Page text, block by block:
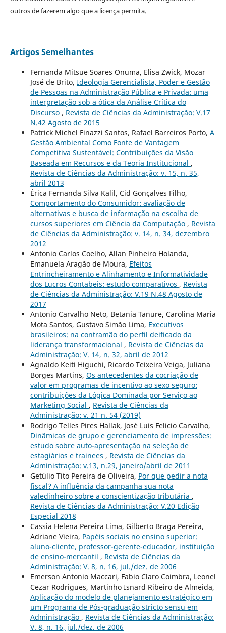
outros de fazerem algo que a licença permita.
Artigos Semelhantes
Fernanda Mitsue Soares Onuma, Elisa Zwick, Mozar
José de Brito, Ideologia Gerencialista, Poder e Gestão
de Pessoas na Administração Pública e Privada: uma
interpretação sob a ótica da Análise Crítica do
Discurso , Revista de Ciências da Administração: V.17
N.42 Agosto de 2015
Patrick Michel Finazzi Santos, Rafael Barreiros Porto, A
Gestão Ambiental Como Fonte de Vantagem
Competitiva Sustentável: Contribuições da Visão
Baseada em Recursos e da Teoria Institucional ,
Revista de Ciências da Administração: v. 15, n. 35,
abril 2013
Érica Fernanda Silva Kalil, Cid Gonçalves Filho,
Comportamento do Consumidor: avaliação de
alternativas e busca de informação na escolha de
cursos superiores em Ciência da Computação , Revista
de Ciências da Administração: v. 14, n. 34, dezembro
2012
Antonio Carlos Coelho, Allan Pinheiro Holanda,
Emanuela Aragão de Moura, Efeitos
Entrincheiramento e Alinhamento e Informatividade
dos Lucros Contabeis: estudo comparativos , Revista
de Ciências da Administração: V.19 N.48 Agosto de
2017
Antonio Carvalho Neto, Betania Tanure, Carolina Maria
Mota Santos, Gustavo Simão Lima, Executivos
brasileiros: na contramão do perfil deificado da
liderança transformacional , Revista de Ciências da
Administração: V. 14, n. 32, abril de 2012
Agnaldo Keiti Higuchi, Ricardo Teixeira Veiga, Juliana
Borges Martins, Os antecedentes da cocriação de
valor em programas de incentivo ao sexo seguro:
contribuições da Lógica Dominada por Serviço ao
Marketing Social , Revista de Ciências da
Administração: v. 21 n. 54 (2019)
Rodrigo Telles Pires Hallak, José Luis Felicio Carvalho,
Dinâmicas de grupo e gerenciamento de impressões:
estudo sobre auto-apresentação na seleção de
estagiários e trainees , Revista de Ciências da
Administração: v.13, n.29, janeiro/abril de 2011
Getúlio Tito Pereira de Oliveira, Por que pedir a nota
fiscal? A influência da campanha sua nota
valedinheiro sobre a conscientização tributária ,
Revista de Ciências da Administração: V.20 Edição
Especial 2018
Cassia Helena Pereira Lima, Gilberto Braga Pereira,
Adriane Vieira, Papéis sociais no ensino superior:
aluno-cliente, professor-gerente-educador, instituição
de ensino-mercantil , Revista de Ciências da
Administração: V. 8, n. 16, jul./dez. de 2006
Emerson Antonio Maccari, Fabio Claro Coimbra, Leonel
Cezar Rodrigues, Martinho Isnard Ribeiro de Almeida,
Aplicação do modelo de planejamento estratégico em
um Programa de Pós-graduação stricto sensu em
Administração , Revista de Ciências da Administração:
V. 8, n. 16, jul./dez. de 2006